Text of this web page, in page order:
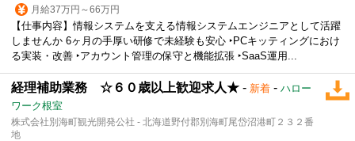
月給37万円～66万円
【仕事内容】情報システムを支える情報システムエンジニアとして活躍
しませんか 6ヶ月の手厚い研修で未経験も安心 ‣PCキッティングにおけ
る実装・改善 ‣アカウント管理の保守と機能拡張 ‣SaaS運用...
経理補助業務 ☆６０歳以上歓迎求人★ - 新着 - ハロー
ワーク根室
株式会社別海町観光開発公社 - 北海道野付郡別海町尾岱沼港町２３２番
地